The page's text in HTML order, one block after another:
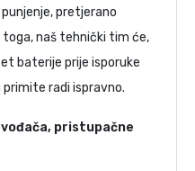
pretjerano
toga, naš tehnički tim će,
baterije prije isporuke
primite radi ispravno.
pristupačne